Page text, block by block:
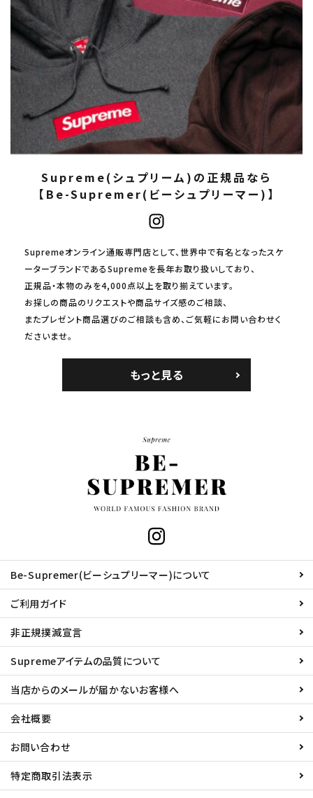
Supreme(シュプリーム)の正規品なら
【Be-Supremer(ビーシュプリーマー)】
Supremeオンライン通販専門店として、世界中で有名となったスケ
ーターブランドであるSupremeを長年お取り扱いしており、
正規品・本物のみを4,000点以上を取り揃えています。
お探しの商品のリクエストや商品サイズ感のご相談、
またプレゼント商品選びのご相談も含め、ご気軽にお問い合わせく
ださいませ。
もっと見る
Be-Supremer(ビーシュプリーマー)について
ご利用ガイド
非正規撲滅宣言
Supremeアイテムの品質について
当店からのメールが届かないお客様へ
会社概要
お問い合わせ
特定商取引法表示